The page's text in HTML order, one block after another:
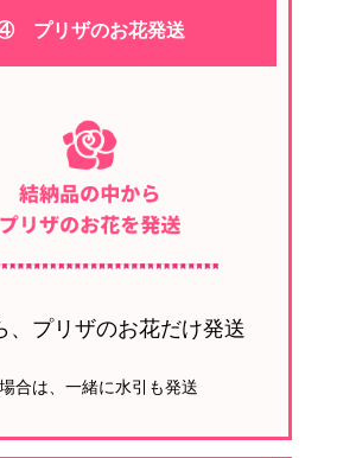
プリザのお花発送
、プリザのお花だけ発送
合は、一緒に水引も発送